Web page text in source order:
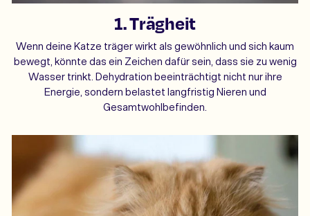
1. Trägheit
Wenn deine Katze träger wirkt als gewöhnlich und sich kaum
bewegt, könnte das ein Zeichen dafür sein, dass sie zu wenig
Wasser trinkt. Dehydration beeinträchtigt nicht nur ihre
Energie, sondern belastet langfristig Nieren und
Gesamtwohlbefinden.